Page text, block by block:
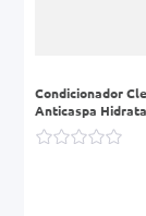
Condicionador
Anticaspa
Intensa Frasco